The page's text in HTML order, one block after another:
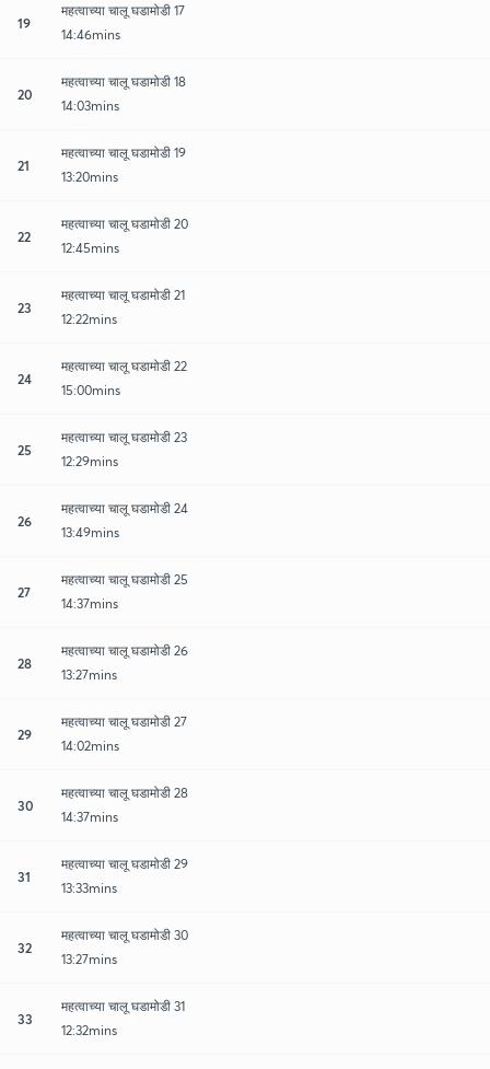
19
महत्वाच्या चालू घडामोडी 17
14:46mins
20
महत्वाच्या चालू घडामोडी 18
14:03mins
21
महत्वाच्या चालू घडामोडी 19
13:20mins
22
महत्वाच्या चालू घडामोडी 20
12:45mins
23
महत्वाच्या चालू घडामोडी 21
12:22mins
24
महत्वाच्या चालू घडामोडी 22
15:00mins
25
महत्वाच्या चालू घडामोडी 23
12:29mins
26
महत्वाच्या चालू घडामोडी 24
13:49mins
27
महत्वाच्या चालू घडामोडी 25
14:37mins
28
महत्वाच्या चालू घडामोडी 26
13:27mins
29
महत्वाच्या चालू घडामोडी 27
14:02mins
30
महत्वाच्या चालू घडामोडी 28
14:37mins
31
महत्वाच्या चालू घडामोडी 29
13:33mins
32
महत्वाच्या चालू घडामोडी 30
13:27mins
33
महत्वाच्या चालू घडामोडी 31
12:32mins